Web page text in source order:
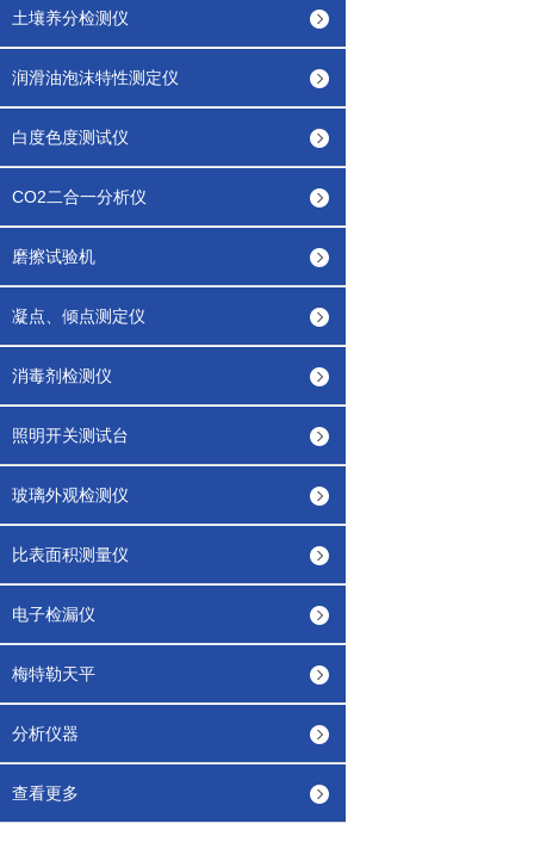
土壤养分检测仪
润滑油泡沫特性测定仪
白度色度测试仪
CO2二合一分析仪
磨擦试验机
凝点、倾点测定仪
消毒剂检测仪
照明开关测试台
玻璃外观检测仪
比表面积测量仪
电子检漏仪
梅特勒天平
分析仪器
查看更多